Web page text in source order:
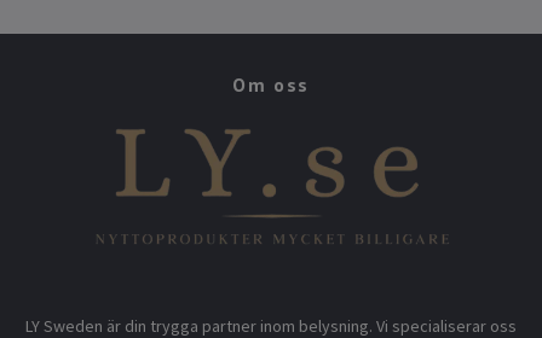
Om oss
LY Sweden är din trygga partner inom belysning. Vi specialiserar oss